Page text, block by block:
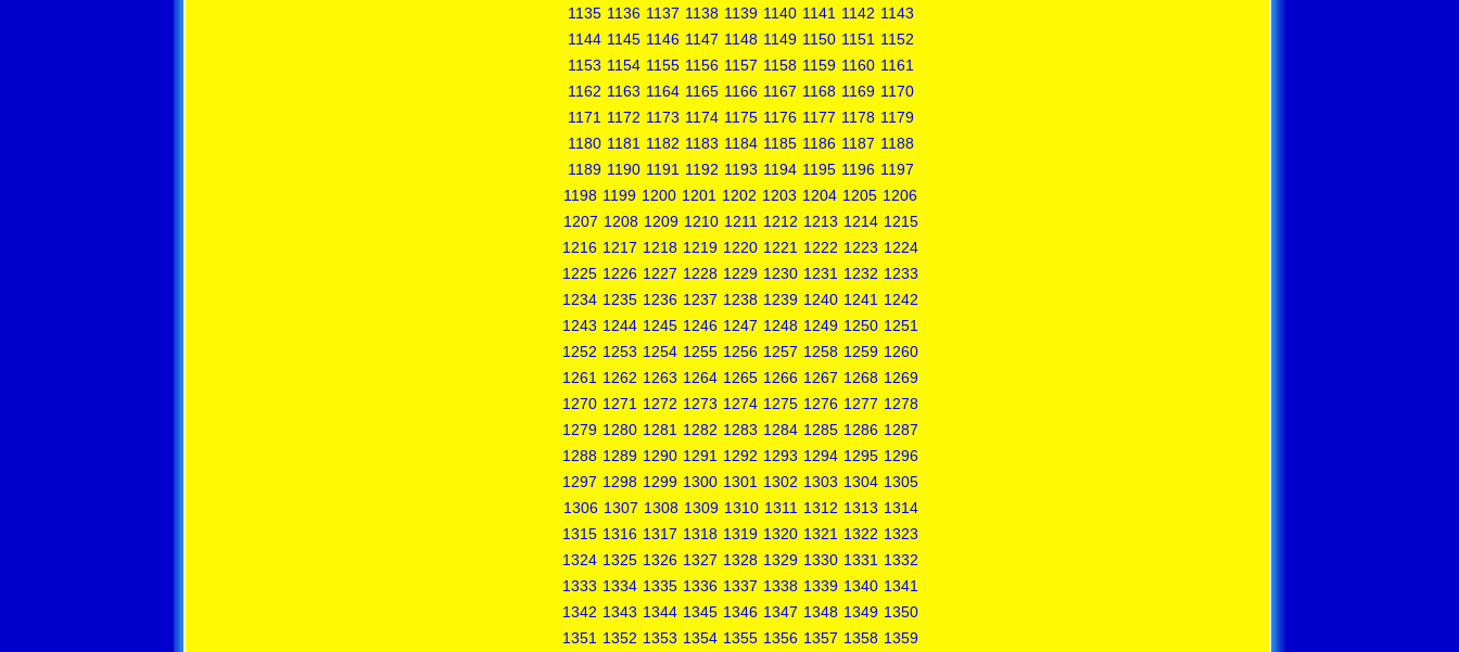
1135 1136 1137 1138 1139 1140 1141 1142 1143
1144 1145 1146 1147 1148 1149 1150 1151 1152
1153 1154 1155 1156 1157 1158 1159 1160 1161
1162 1163 1164 1165 1166 1167 1168 1169 1170
1171 1172 1173 1174 1175 1176 1177 1178 1179
1180 1181 1182 1183 1184 1185 1186 1187 1188
1189 1190 1191 1192 1193 1194 1195 1196 1197
1198 1199 1200 1201 1202 1203 1204 1205 1206
1207 1208 1209 1210 1211 1212 1213 1214 1215
1216 1217 1218 1219 1220 1221 1222 1223 1224
1225 1226 1227 1228 1229 1230 1231 1232 1233
1234 1235 1236 1237 1238 1239 1240 1241 1242
1243 1244 1245 1246 1247 1248 1249 1250 1251
1252 1253 1254 1255 1256 1257 1258 1259 1260
1261 1262 1263 1264 1265 1266 1267 1268 1269
1270 1271 1272 1273 1274 1275 1276 1277 1278
1279 1280 1281 1282 1283 1284 1285 1286 1287
1288 1289 1290 1291 1292 1293 1294 1295 1296
1297 1298 1299 1300 1301 1302 1303 1304 1305
1306 1307 1308 1309 1310 1311 1312 1313 1314
1315 1316 1317 1318 1319 1320 1321 1322 1323
1324 1325 1326 1327 1328 1329 1330 1331 1332
1333 1334 1335 1336 1337 1338 1339 1340 1341
1342 1343 1344 1345 1346 1347 1348 1349 1350
1351 1352 1353 1354 1355 1356 1357 1358 1359